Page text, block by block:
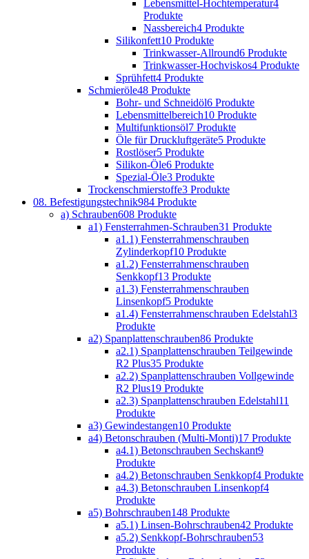
Lebensmittel-Hochtemperatur4
Produkte
Nassbereich4 Produkte
Silikonfett10 Produkte
Trinkwasser-Allround6 Produkte
Trinkwasser-Hochviskos4 Produkte
Sprühfett4 Produkte
Schmieröle48 Produkte
Bohr- und Schneidöl6 Produkte
Lebensmittelbereich10 Produkte
Multifunktionsöl7 Produkte
Öle für Druckluftgeräte5 Produkte
Rostlöser5 Produkte
Silikon-Öle6 Produkte
Spezial-Öle3 Produkte
Trockenschmierstoffe3 Produkte
08. Befestigungstechnik984 Produkte
a) Schrauben608 Produkte
a1) Fensterrahmen-Schrauben31 Produkte
a1.1) Fensterrahmenschrauben
Zylinderkopf10 Produkte
a1.2) Fensterrahmenschrauben
Senkkopf13 Produkte
a1.3) Fensterrahmenschrauben
Linsenkopf5 Produkte
a1.4) Fensterrahmenschrauben Edelstahl3
Produkte
a2) Spanplattenschrauben86 Produkte
a2.1) Spanplattenschrauben Teilgewinde
R2 Plus35 Produkte
a2.2) Spanplattenschrauben Vollgewinde
R2 Plus19 Produkte
a2.3) Spanplattenschrauben Edelstahl11
Produkte
a3) Gewindestangen10 Produkte
a4) Betonschrauben (Multi-Monti)17 Produkte
a4.1) Betonschrauben Sechskant9
Produkte
a4.2) Betonschrauben Senkkopf4 Produkte
a4.3) Betonschrauben Linsenkopf4
Produkte
a5) Bohrschrauben148 Produkte
a5.1) Linsen-Bohrschrauben42 Produkte
a5.2) Senkkopf-Bohrschrauben53
Produkte